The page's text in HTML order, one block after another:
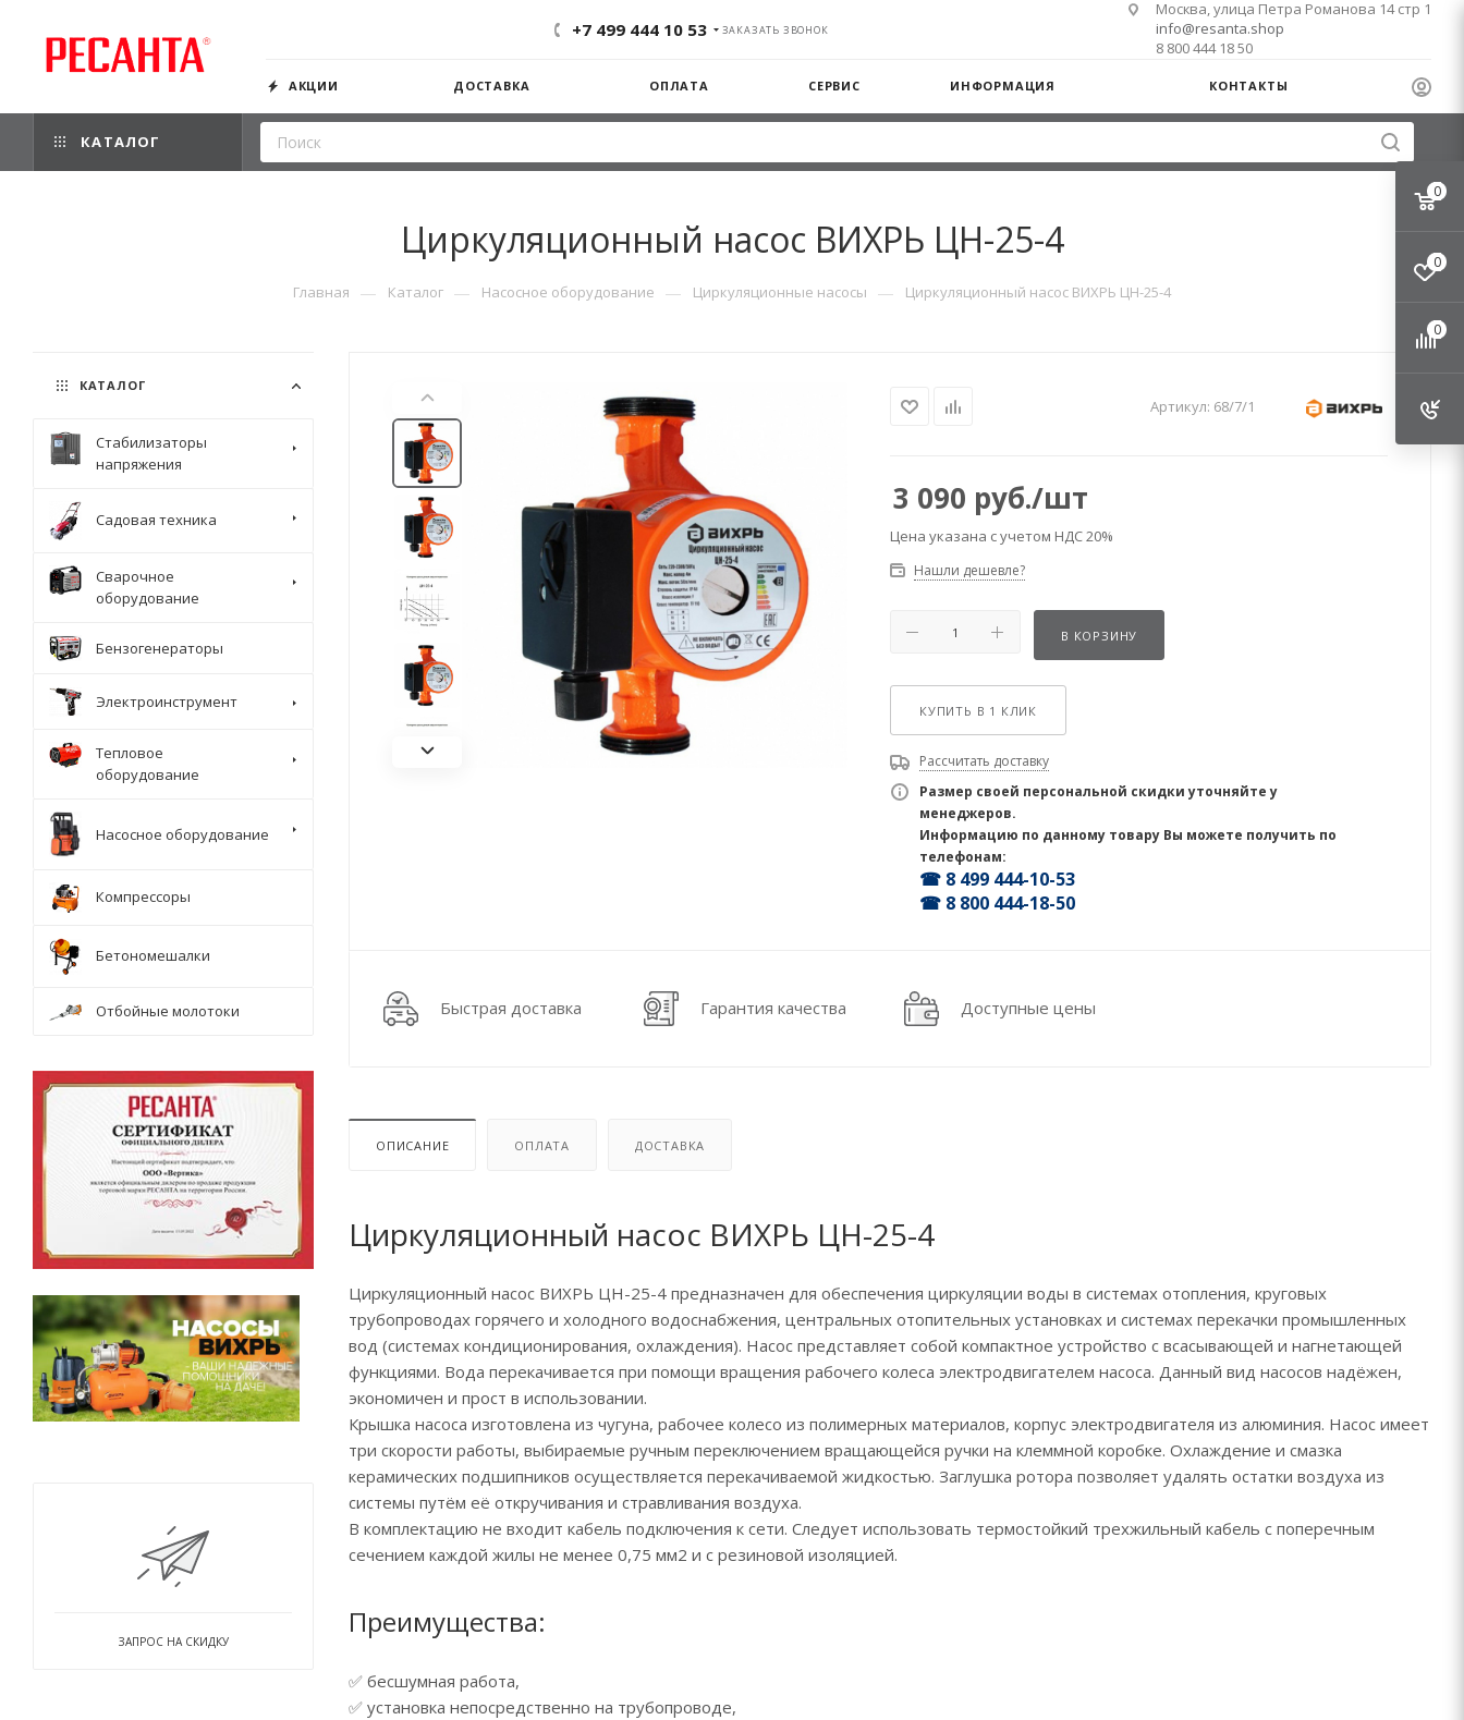
+7 499 444 10 53 ЗАКАЗАТЬ ЗВОНОК
Москва, улица Петра Романова 14 стр 1
info@resanta.shop
8 800 444 18 50
АКЦИИ ДОСТАВКА ОПЛАТА СЕРВИС ИНФОРМАЦИЯ КОНТАКТЫ
КАТАЛОГ
Циркуляционный насос ВИХРЬ ЦН-25-4
Главная — Каталог — Насосное оборудование — Циркуляционные насосы — Циркуляционный насос ВИХРЬ ЦН-25-4
Артикул: 68/7/1
3 090 руб./шт
Цена указана с учетом НДС 20%
Нашли дешевле?
В КОРЗИНУ
КУПИТЬ В 1 КЛИК
Рассчитать доставку
Размер своей персональной скидки уточняйте у
менеджеров.
Информацию по данному товару Вы можете получить по
телефонам:
☎ 8 499 444-10-53
☎ 8 800 444-18-50
Быстрая доставка Гарантия качества Доступные цены
ОПИСАНИЕ ОПЛАТА ДОСТАВКА
Циркуляционный насос ВИХРЬ ЦН-25-4
Циркуляционный насос ВИХРЬ ЦН-25-4 предназначен для обеспечения циркуляции воды в системах отопления, круговых
трубопроводах горячего и холодного водоснабжения, центральных отопительных установках и системах перекачки промышленных
вод (системах кондиционирования, охлаждения). Насос представляет собой компактное устройство с всасывающей и нагнетающей
функциями. Вода перекачивается при помощи вращения рабочего колеса электродвигателем насоса. Данный вид насосов надёжен,
экономичен и прост в использовании.
Крышка насоса изготовлена из чугуна, рабочее колесо из полимерных материалов, корпус электродвигателя из алюминия. Насос имеет
три скорости работы, выбираемые ручным переключением вращающейся ручки на клеммной коробке. Охлаждение и смазка
керамических подшипников осуществляется перекачиваемой жидкостью. Заглушка ротора позволяет удалять остатки воздуха из
системы путём её откручивания и стравливания воздуха.
В комплектацию не входит кабель подключения к сети. Следует использовать термостойкий трехжильный кабель с поперечным
сечением каждой жилы не менее 0,75 мм2 и с резиновой изоляцией.
Преимущества:
✅ бесшумная работа,
✅ установка непосредственно на трубопроводе,
КАТАЛОГ
Стабилизаторы
напряжения
Садовая техника
Сварочное
оборудование
Бензогенераторы
Электроинструмент
Тепловое
оборудование
Насосное оборудование
Компрессоры
Бетономешалки
Отбойные молотоки
ЗАПРОС НА СКИДКУ
0
0
0